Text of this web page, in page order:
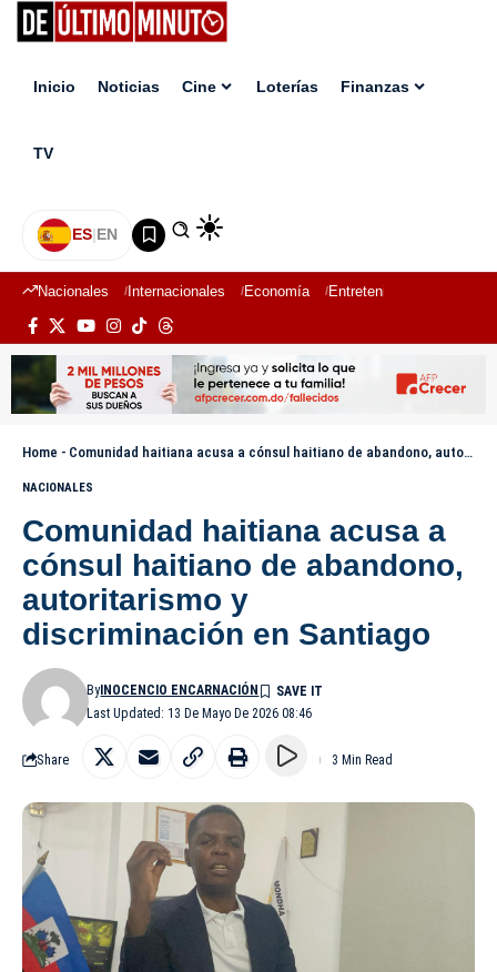
Inicio Noticias Cine Loterías Finanzas
TV
ES|EN
Nacionales Internacionales Economía Entretenimiento
Home - Comunidad haitiana acusa a cónsul haitiano de abandono, autoritarismo y discriminación en Santiago
NACIONALES
Comunidad haitiana acusa a
cónsul haitiano de abandono,
autoritarismo y
discriminación en Santiago
Last Updated: 13 De Mayo De 2026 08:46
ByINOCENCIO ENCARNACIÓN
Share 3 Min Read